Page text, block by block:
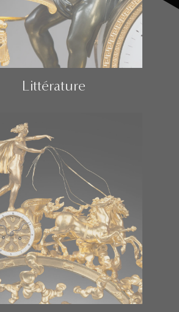
Littérature